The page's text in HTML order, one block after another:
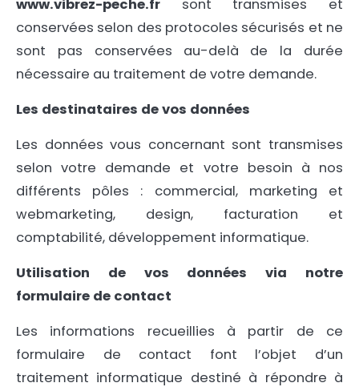
www.vibrez-peche.fr sont transmises et
conservées selon des protocoles sécurisés et ne
sont pas conservées au-delà de la durée
nécessaire au traitement de votre demande.
Les destinataires de vos données
Les données vous concernant sont transmises
selon votre demande et votre besoin à nos
différents pôles : commercial, marketing et
webmarketing, design, facturation et
comptabilité, développement informatique.
Utilisation de vos données via notre
formulaire de contact
Les informations recueillies à partir de ce
formulaire de contact font l’objet d’un
traitement informatique destiné à répondre à